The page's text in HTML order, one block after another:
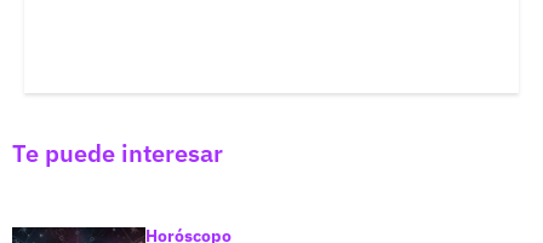
Te puede interesar
Horóscopo